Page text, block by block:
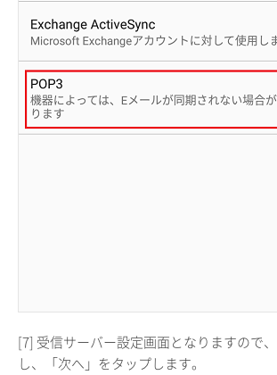
[7] 受信サーバー設定画面となりますので
し、「次へ」をタップします。